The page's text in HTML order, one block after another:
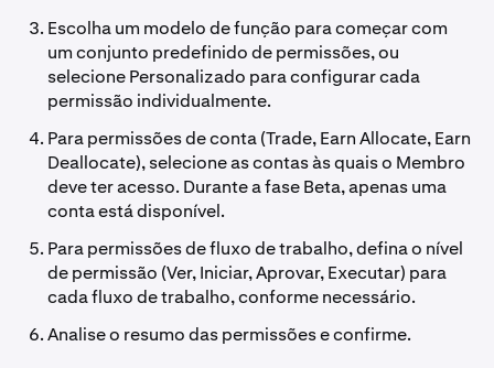
Escolha um modelo de função para começar com
um conjunto predefinido de permissões, ou
selecione Personalizado para configurar cada
permissão individualmente.
Para permissões de conta (Trade, Earn Allocate, Earn
Deallocate), selecione as contas às quais o Membro
deve ter acesso. Durante a fase Beta, apenas uma
conta está disponível.
Para permissões de fluxo de trabalho, defina o nível
de permissão (Ver, Iniciar, Aprovar, Executar) para
cada fluxo de trabalho, conforme necessário.
Analise o resumo das permissões e confirme.